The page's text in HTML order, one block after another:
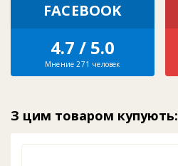
FACEBOOK
4.7 / 5.0
Мнение 271 человек
З цим товаром купують: